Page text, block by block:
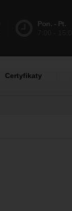
Pon. - Pt.
Certyfikaty